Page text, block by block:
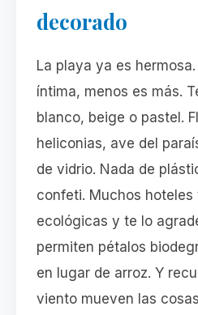
decorado
La playa ya es
íntima, menos es más.
blanco, beige o pastel.
heliconias, ave del
de vidrio. Nada de
confeti. Muchos
ecológicas y te lo
permiten pétalos
en lugar de arroz. Y
viento mueven las